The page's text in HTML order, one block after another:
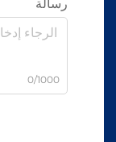
رسالة
0/1000